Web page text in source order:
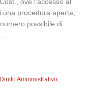
procedura aperta,
possibile di
Diritto Amministrativo,